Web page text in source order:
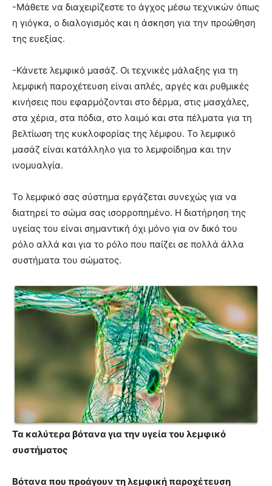
-Μάθετε να διαχειρίζεστε το άγχος μέσω τεχνικών όπως
η γιόγκα, ο διαλογισμός και η άσκηση για την προώθηση
της ευεξίας.
-Κάνετε λεμφικό μασάζ. Οι τεχνικές μάλαξης για τη
λεμφική παροχέτευση είναι απλές, αργές και ρυθμικές
κινήσεις που εφαρμόζονται στο δέρμα, στις μασχάλες,
στα χέρια, στα πόδια, στο λαιμό και στα πέλματα για τη
βελτίωση της κυκλοφορίας της λέμφου. Το λεμφικό
μασάζ είναι κατάλληλο για το λεμφοίδημα και την
ινομυαλγία.
Το λεμφικό σας σύστημα εργάζεται συνεχώς για να
διατηρεί το σώμα σας ισορροπημένο. Η διατήρηση της
υγείας του είναι σημαντική όχι μόνο για ον δικό του
ρόλο αλλά και για το ρόλο που παίζει σε πολλά άλλα
συστήματα του σώματος.
Τα καλύτερα βότανα για την υγεία του λεμφικό
συστήματος
Βότανα που προάγουν τη λεμφική παροχέτευση